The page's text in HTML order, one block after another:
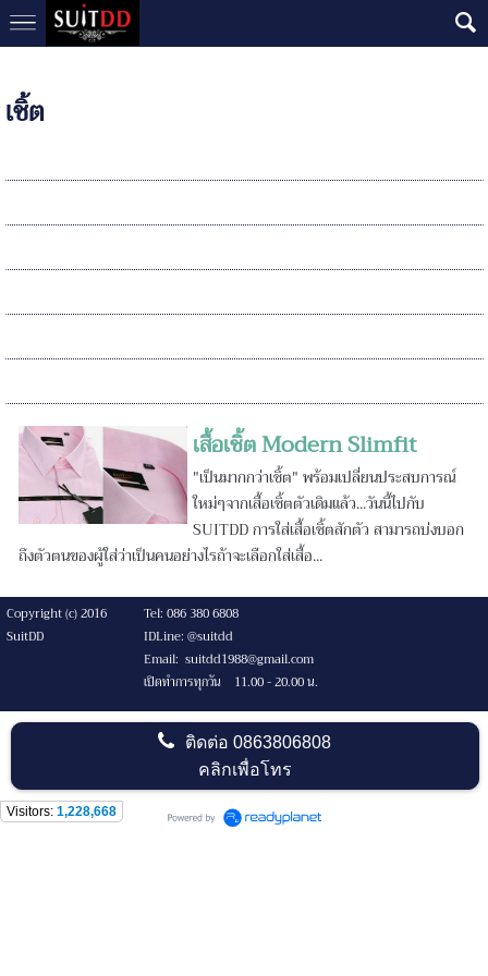
เชิ้ต
เสื้อเชิ้ต Modern Slimfit
"เป็นมากกว่าเชิ้ต" พร้อมเปลี่ยนประสบการณ์
ใหม่ๆจากเสื้อเชิ้ตตัวเดิมแล้ว...วันนี้ไปกับ
SUITDD การใส่เสื้อเชิ้ตสักตัว สามารถบ่งบอก
ถึงตัวตนของผู้ใส่ว่าเป็นคนอย่างไรถ้าจะเลือกใส่เสื้อ...
Copyright (c) 2016
Tel: 086 380 6808
SuitDD
IDLine: @suitdd
Email: suitdd1988@gmail.com
เปิดทำการทุกวัน 11.00 - 20.00 น.
ติดต่อ0863806808
คลิกเพื่อโทร
Visitors: 1,228,668